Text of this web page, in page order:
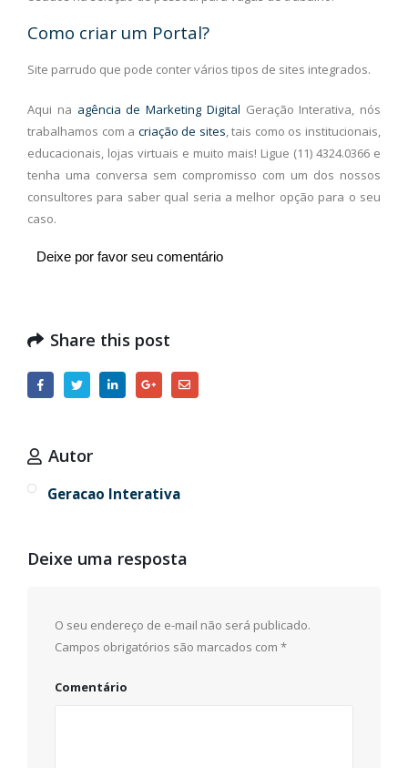
Como criar um Portal?
Site parrudo que pode conter vários tipos de sites integrados.
Aqui na agência de Marketing Digital Geração Interativa, nós
trabalhamos com a criação de sites, tais como os institucionais,
educacionais, lojas virtuais e muito mais! Ligue (11) 4324.0366 e
tenha uma conversa sem compromisso com um dos nossos
consultores para saber qual seria a melhor opção para o seu
caso.
Deixe por favor seu comentário
Share this post
Autor
Geracao Interativa
Deixe uma resposta
O seu endereço de e-mail não será publicado.
Campos obrigatórios são marcados com *
Comentário